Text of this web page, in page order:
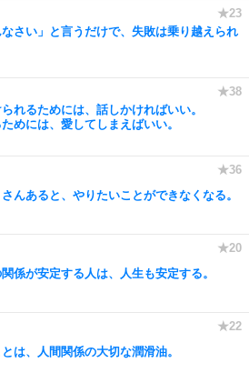
なさい」と言うだけで、失敗は乗り越えられ
れるためには、話しかければいい。
めには、愛してしまえばいい。
んあると、やりたいことができなくなる。
係が安定する人は、人生も安定する。
は、人間関係の大切な潤滑油。